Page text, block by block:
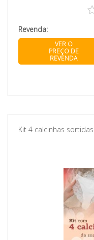
Revenda:
VER O
PREÇO DE
REVENDA
Kit 4 calcinhas sortidas.